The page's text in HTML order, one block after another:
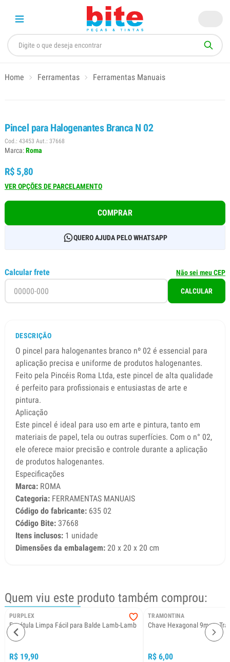
Home Ferramentas Ferramentas Manuais
Pincel para Halogenantes Branca N 02
Cod.: 43453 Aut.: 37668
Marca:Roma
R$ 5,80
VER OPÇÕES DE PARCELAMENTO
COMPRAR
QUERO AJUDA PELO WHATSAPP
Calcular frete Não sei meu CEP
CALCULAR
DESCRIÇÃO
O pincel para halogenantes branco nº 02 é essencial para
aplicação precisa e uniforme de produtos halogenantes.
Feito pela Pincéis Roma Ltda, este pincel de alta qualidade
é perfeito para profissionais e entusiastas de arte e
pintura.
Aplicação
Este pincel é ideal para uso em arte e pintura, tanto em
materiais de papel, tela ou outras superfícies. Com o n° 02,
ele oferece maior precisão e controle durante a aplicação
de produtos halogenantes.
Especificações
Marca: ROMA
Categoria: FERRAMENTAS MANUAIS
Código do fabricante: 635 02
Código Bite: 37668
Itens inclusos: 1 unidade
Dimensões da embalagem: 20 x 20 x 20 cm
Quem viu este produto também comprou:
PURPLEX
Espátula Limpa Fácil para Balde Lamb-Lamb
18L
R$ 19,90
TRAMONTINA
Chave Hexagonal 9mm -
R$ 6,00